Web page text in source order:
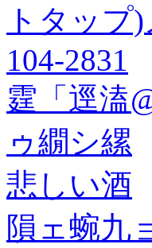
トタップ
104-2831
霆「逕溘
ゥ繝シ縲
悲しい酒
隕ェ蜿九